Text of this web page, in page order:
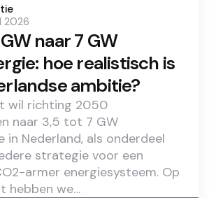
2026
naar 7 GW
hoe realistisch is
ambitie?
wil richting 2050
naar 3,5 tot 7 GW
in Nederland, als onderdeel
strategie voor een
armer energiesysteem. Op
hebben we…